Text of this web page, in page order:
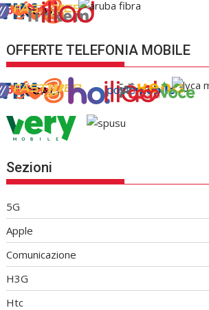
OFFERTE TELEFONIA MOBILE
Sezioni
5G
Apple
Comunicazione
H3G
Htc